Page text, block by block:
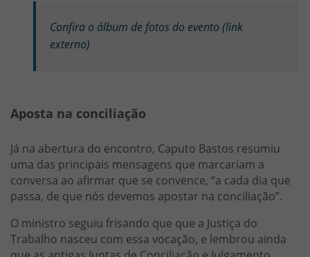
Confira o álbum de fotos do evento (link
externo)
Aposta na conciliação
Já na abertura do encontro, Caputo Bastos resumiu
uma das principais mensagens que marcariam a
conversa ao afirmar que se convence, “a cada dia que
passa, de que nós devemos apostar na conciliação”.
O ministro seguiu frisando que que a Justiça do
Trabalho nasceu com essa vocação, e lembrou ainda